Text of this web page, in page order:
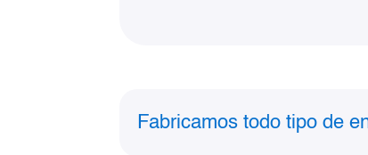
Fabricamos todo tipo de